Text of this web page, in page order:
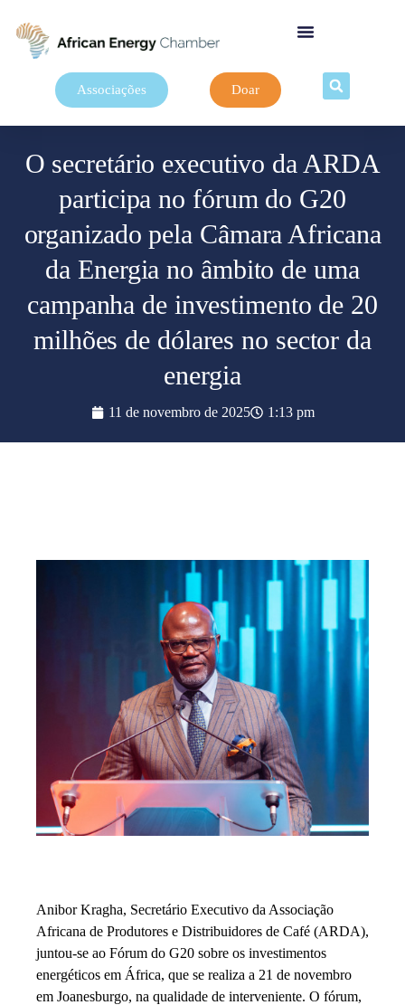
Associações Doar
O secretário executivo da ARDA
participa no fórum do G20
organizado pela Câmara Africana
da Energia no âmbito de uma
campanha de investimento de 20
milhões de dólares no sector da
energia
11 de novembro de 2025 1:13 pm
Anibor Kragha, Secretário Executivo da Associação
Africana de Produtores e Distribuidores de Café (ARDA),
juntou-se ao Fórum do G20 sobre os investimentos
energéticos em África, que se realiza a 21 de novembro
em Joanesburgo, na qualidade de interveniente. O fórum,